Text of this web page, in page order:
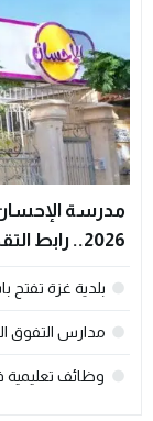
مدرسة
2026.. رابط التقديم
بلدية غزة تفتح
مدارس التفوق
وظائف